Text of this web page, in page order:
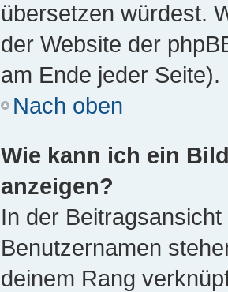
übersetzen würdest.
der Website der
am Ende jeder Seite).
Nach oben
Wie kann ich ein
anzeigen?
In der
Benutzernamen
deinem Rang